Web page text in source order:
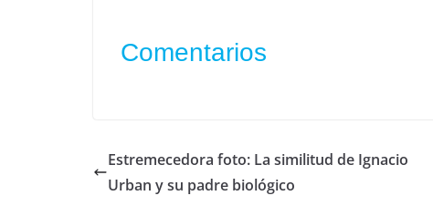
Comentarios
Estremecedora foto: La similitud de Ignacio
Urban y su padre biológico